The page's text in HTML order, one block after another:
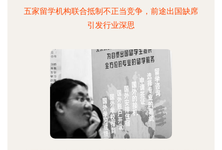
五家留学机构联合抵制不正当竞争，前途出国缺席
引发行业深思